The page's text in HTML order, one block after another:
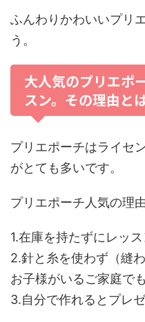
ふんわりかわいいプリ
う。
大人気のプリエポ
スン。その理由と
プリエポーチはライセ
がとても多いです。
プリエポーチ人気の理
1.在庫を持たずにレッ
2.針と糸を使わず（縫
お子様がいるご家庭で
3.自分で作れるとプレ